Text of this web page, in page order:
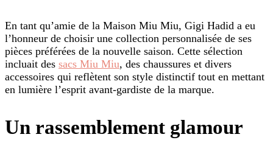
En tant qu’amie de la Maison Miu Miu, Gigi Hadid a eu
l’honneur de choisir une collection personnalisée de ses
pièces préférées de la nouvelle saison. Cette sélection
incluait des sacs Miu Miu, des chaussures et divers
accessoires qui reflètent son style distinctif tout en mettant
en lumière l’esprit avant-gardiste de la marque.
Un rassemblement glamour